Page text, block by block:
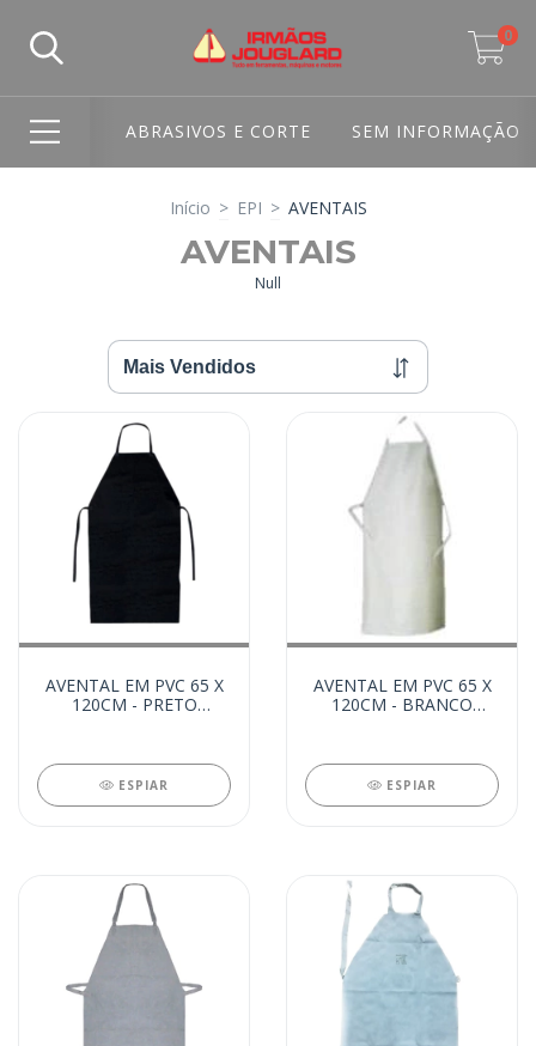
0
ABRASIVOS E CORTE SEM INFORMAÇÃO
Início > EPI > AVENTAIS
AVENTAIS
Null
AVENTAL EM PVC 65 X
120CM - PRETO
ESPIAR
AVENTAL EM PVC 65 X
120CM - BRANCO
ESPIAR